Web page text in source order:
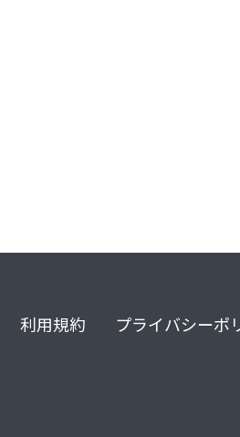
利用規約 プライバシーポ